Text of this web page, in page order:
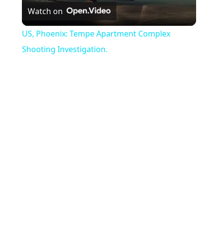
Watch on
US, Phoenix: Tempe Apartment Complex
Shooting Investigation.